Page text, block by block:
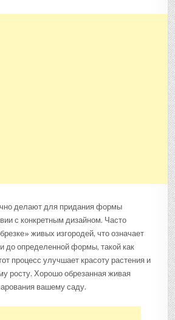
делают для придания формы
с конкретным дизайном. Часто
живых изгородей, что означает
до определенной формы, такой как
процесс улучшает красоту растения и
росту. Хорошо обрезанная живая
вашему саду.